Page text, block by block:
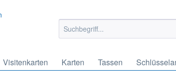
Visitenkarten Karten Tassen